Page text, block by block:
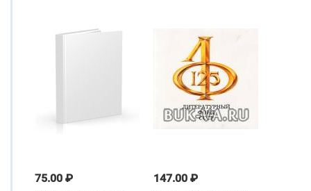
75.00 ₽ 147.00 ₽